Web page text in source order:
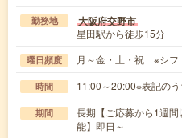
勤務地 大阪府交野市
星田駅から徒歩15分
曜日頻度 月～金・土・祝 ※シフ
時間 11:00～20:00※表記のう
期間
長期【ご応募から1週
能】即日～